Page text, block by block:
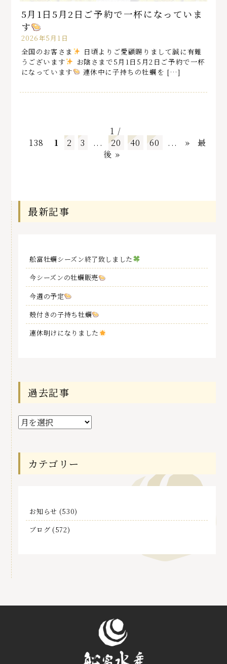
5月1日5月2日ご予約で一杯になっていま
す
2026年5月1日
全国のお客さま
日頃よりご愛顧賜りまして誠に有難
うございます
お陰さまで5月1日5月2日ご予約で一杯
になっています
連休中に子持ちの牡蠣を […]
1 /
138
1 2 3 ... 20 40 60 ... »
最
後 »
最新記事
舩富牡蠣シーズン終了致しました
今シーズンの牡蠣販売
今週の予定
殻付きの子持ち牡蠣
連休明けになりました
過去記事
過
去
事
カテゴリー
お知らせ (530)
ブログ (572)